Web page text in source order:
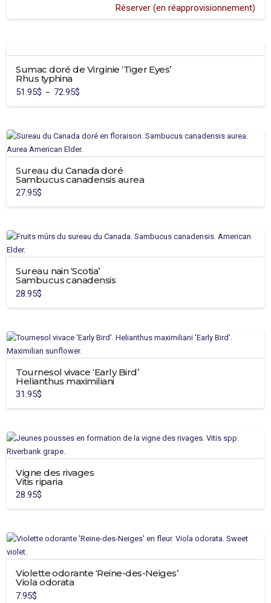
Réserver (en réapprovisionnement)
Sumac doré de Virginie ‘Tiger Eyes’
Rhus typhina
51.95$ – 72.95$
prix :
variations.
Les
options
peuvent
être
sur
la
du
produit
Sureau du Canada doré
Sambucus canadensis aurea
27.95$
Sureau nain ‘Scotia’
Sambucus canadensis
28.95$
Tournesol vivace ‘Early Bird’
Helianthus maximiliani
31.95$
Vigne des rivages
Vitis riparia
28.95$
Violette odorante ‘Reine-des-Neiges’
Viola odorata
7.95$